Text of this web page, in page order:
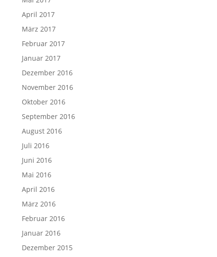
April 2017
März 2017
Februar 2017
Januar 2017
Dezember 2016
November 2016
Oktober 2016
September 2016
August 2016
Juli 2016
Juni 2016
Mai 2016
April 2016
März 2016
Februar 2016
Januar 2016
Dezember 2015